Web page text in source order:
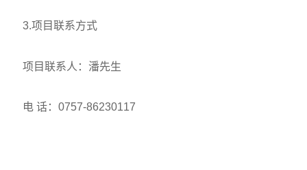
3.项目联系方式
项目联系人：潘先生
电 话：0757-86230117